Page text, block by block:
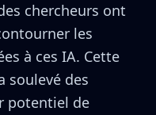
chercheurs ont
les
à ces IA. Cette
soulevé des
potentiel de